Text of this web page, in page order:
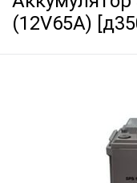
(12V65A)